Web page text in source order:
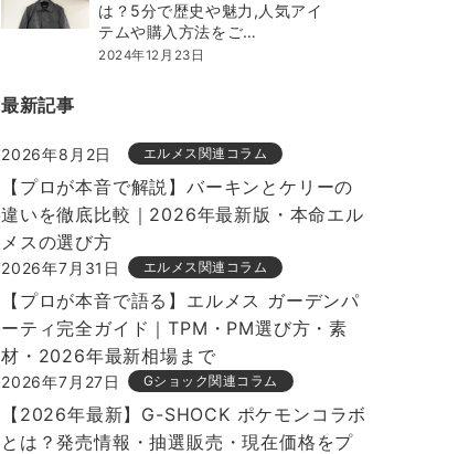
は？5分で歴史や魅力,人気アイ
テムや購入方法をご…
2024年12月23日
最新記事
2026年8月2日 エルメス関連コラム
【プロが本音で解説】バーキンとケリーの
違いを徹底比較｜2026年最新版・本命エル
メスの選び方
2026年7月31日 エルメス関連コラム
【プロが本音で語る】エルメス ガーデンパ
ーティ完全ガイド｜TPM・PM選び方・素
材・2026年最新相場まで
2026年7月27日 Gショック関連コラム
【2026年最新】G-SHOCK ポケモンコラボ
とは？発売情報・抽選販売・現在価格をプ